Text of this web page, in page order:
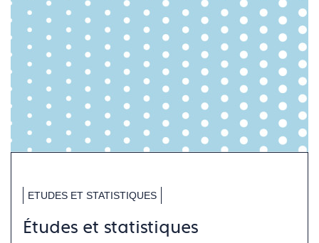
ETUDES ET STATISTIQUES
Études et statistiques